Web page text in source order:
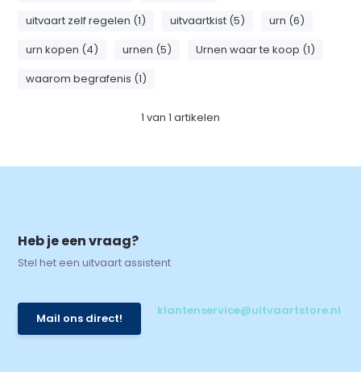
uitvaart zelf regelen (1)
uitvaartkist (5)
urn (6)
urn kopen (4)
urnen (5)
Urnen waar te koop (1)
waarom begrafenis (1)
1 van 1 artikelen
Heb je een vraag?
Stel het een uitvaart assistent
Mail ons direct!
klantenservice@uitvaartstore.nl